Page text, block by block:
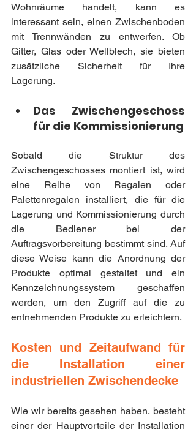
Wohnräume handelt, kann es
interessant sein, einen Zwischenboden
mit Trennwänden zu entwerfen. Ob
Gitter, Glas oder Wellblech, sie bieten
zusätzliche Sicherheit für Ihre
Lagerung.
Das Zwischengeschoss
für die Kommissionierung
Sobald die Struktur des
Zwischengeschosses montiert ist, wird
eine Reihe von Regalen oder
Palettenregalen installiert, die für die
Lagerung und Kommissionierung durch
die Bediener bei der
Auftragsvorbereitung bestimmt sind. Auf
diese Weise kann die Anordnung der
Produkte optimal gestaltet und ein
Kennzeichnungssystem geschaffen
werden, um den Zugriff auf die zu
entnehmenden Produkte zu erleichtern.
Kosten und Zeitaufwand für
die Installation einer
industriellen Zwischendecke
Wie wir bereits gesehen haben, besteht
einer der Hauptvorteile der Installation